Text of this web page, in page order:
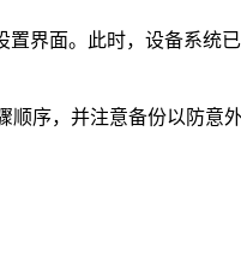
置界面。此时，设备系统
序，并注意备份以防意